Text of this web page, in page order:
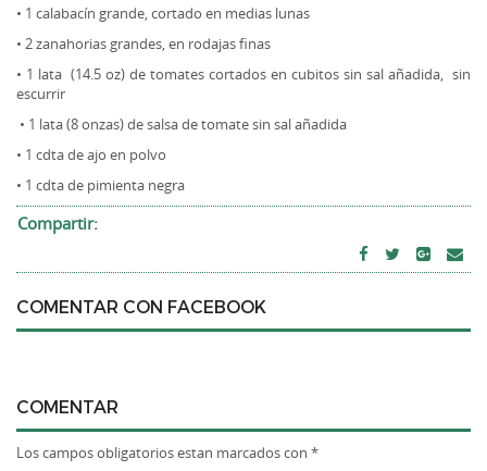
• 1 calabacín grande, cortado en medias lunas
• 2 zanahorias grandes, en rodajas finas
• 1 lata (14.5 oz) de tomates cortados en cubitos sin sal añadida, sin
escurrir
• 1 lata (8 onzas) de salsa de tomate sin sal añadida
• 1 cdta de ajo en polvo
• 1 cdta de pimienta negra
Compartir:
COMENTAR CON FACEBOOK
COMENTAR
Los campos obligatorios estan marcados con *